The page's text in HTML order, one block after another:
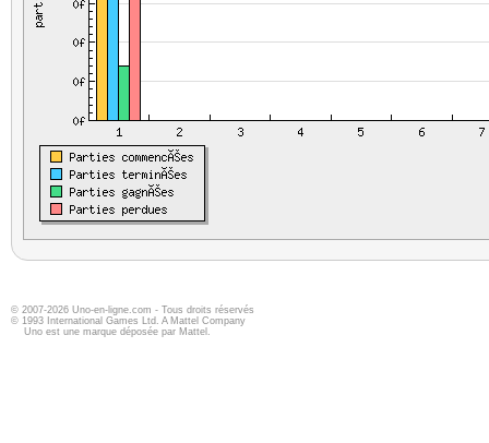
© 2007-2026 Uno-en-ligne.com - Tous droits réservés
© 1993 International Games Ltd. A Mattel Company
Uno est une marque déposée par Mattel.